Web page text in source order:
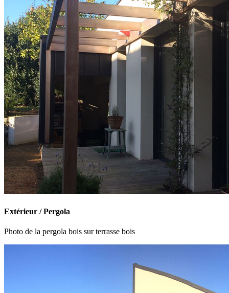
Extérieur / Pergola
Photo de la pergola bois sur terrasse bois